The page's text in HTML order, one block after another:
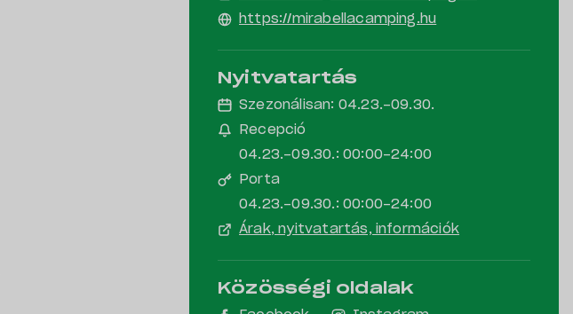
https://mirabellacamping.hu
Nyitvatartás
Szezonálisan: 04.23.-09.30.
Recepció
04.23.-09.30.: 00:00-24:00
Porta
04.23.-09.30.: 00:00-24:00
Árak, nyitvatartás, információk
Közösségi oldalak